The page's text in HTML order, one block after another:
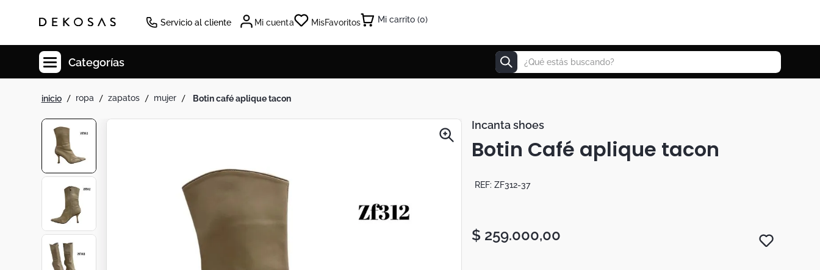
Servicio al cliente Mi cuenta MisFavoritos 0
Categorías ¿Qué estás buscando?
ropa zapatos mujer botin café aplique tacon
Incanta shoes
Botin Café aplique tacon
REF: ZF312-37
$ 259.000,00
Cuadros
Lamparas
Cuadro
Sillas
Duvet